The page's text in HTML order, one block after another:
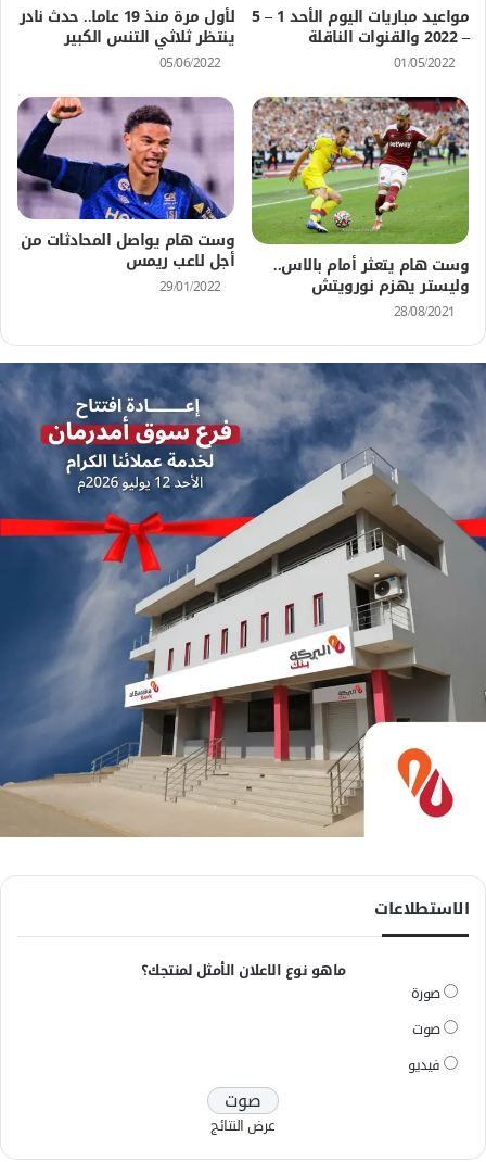
مواعيد مباريات اليوم الأحد 1 – 5
– 2022 والقنوات الناقلة
01/05/2022
لأول مرة منذ 19 عاما.. حدث نادر
ينتظر ثلاثي التنس الكبير
05/06/2022
وست هام يتعثر أمام بالاس..
وليستر يهزم نورويتش
28/08/2021
وست هام يواصل المحادثات من
أجل لاعب ريمس
29/01/2022
الاستطلاعات
ماهو نوع الاعلان الأمثل لمنتجك؟
صورة
صوت
فيديو
عرض النتائج